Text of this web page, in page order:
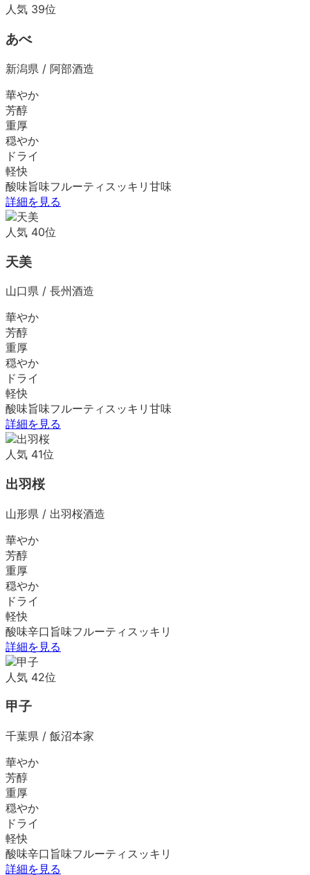
人気 39位
あべ
新潟県 / 阿部酒造
華やか
芳醇
重厚
穏やか
ドライ
軽快
酸味旨味フルーティ スッキリ 甘味
詳細を見る
人気 40位
天美
山口県 / 長州酒造
華やか
芳醇
重厚
穏やか
ドライ
軽快
酸味旨味フルーティ スッキリ 甘味
詳細を見る
人気 41位
出羽桜
山形県 / 出羽桜酒造
華やか
芳醇
重厚
穏やか
ドライ
軽快
酸味辛口 旨味フルーティ スッキリ
詳細を見る
人気 42位
甲子
千葉県 / 飯沼本家
華やか
芳醇
重厚
穏やか
ドライ
軽快
酸味辛口 旨味フルーティ スッキリ
詳細を見る